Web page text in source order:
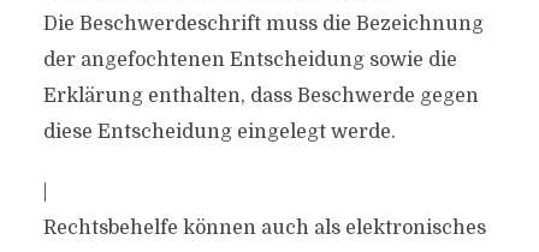
Die Beschwerdeschrift muss die Bezeichnung
der angefochtenen Entscheidung sowie die
Erklärung enthalten, dass Beschwerde gegen
diese Entscheidung eingelegt werde.
Rechtsbehelfe können auch als elektronisches